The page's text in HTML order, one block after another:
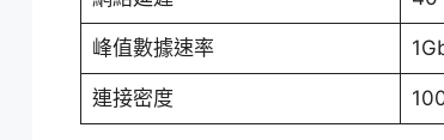
峰值數據速率
連接密度